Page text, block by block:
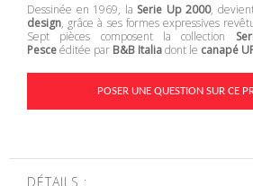
Dessinée en 1969, la Serie Up 2000,
design, grâce à ses formes expressives
Sept pièces composent la collection
Pesceéditée par B&B Italiadont le canapé
POSER UNE QUESTION SUR CE
DÉTAILS :